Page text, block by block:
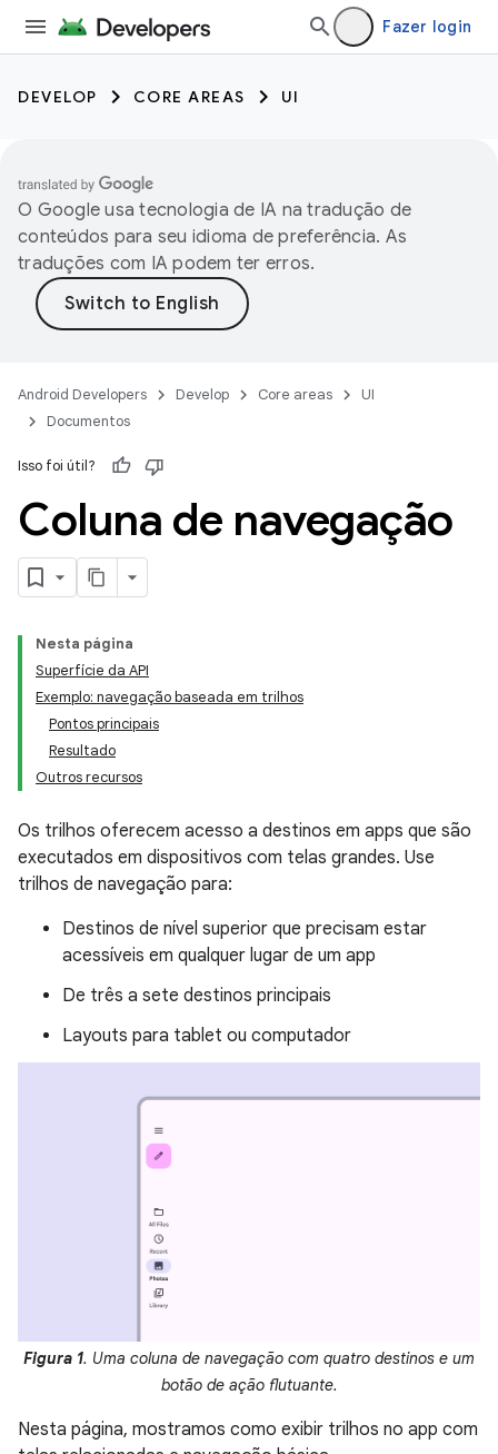
Fazer login
DEVELOP CORE AREAS UI
O Google usa tecnologia de IA na tradução de
conteúdos para seu idioma de preferência. As
traduções com IA podem ter erros.
Android Developers Develop Core areas
UI
Documentos
Isso foi útil?
Coluna de navegação
Nesta página
Superfície da API
Exemplo: navegação baseada em trilhos
Pontos principais
Resultado
Outros recursos
Os trilhos oferecem acesso a destinos em apps que são
executados em dispositivos com telas grandes. Use
trilhos de navegação para:
Destinos de nível superior que precisam estar
acessíveis em qualquer lugar de um app
De três a sete destinos principais
Layouts para tablet ou computador
Figura 1. Uma coluna de navegação com quatro destinos e um
botão de ação flutuante.
Nesta página, mostramos como exibir trilhos no app com